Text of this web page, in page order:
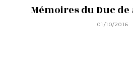
Mémoires du Duc
01/10/2016